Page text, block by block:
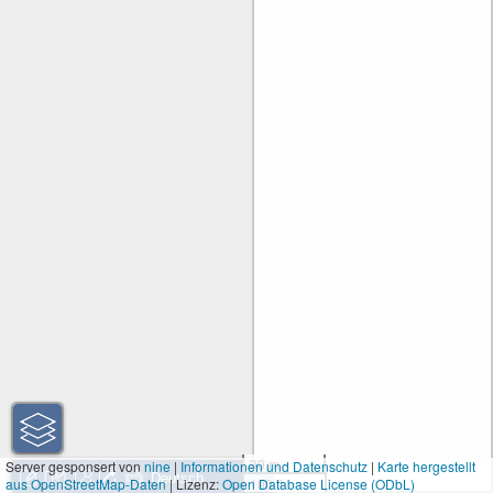
30 m
100 ft
Server gesponsert vonnine|Informationen und Datenschutz | Karte hergestellt
aus OpenStreetMap-Daten| Lizenz:Open Database License (ODbL)